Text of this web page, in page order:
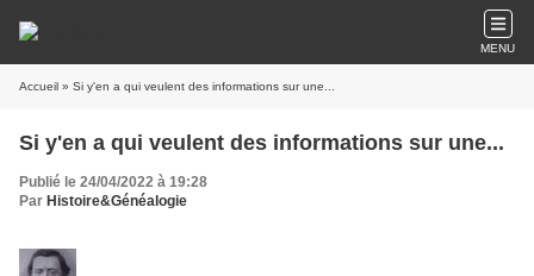
MENU
Accueil » Si y'en a qui veulent des informations sur une...
Si y'en a qui veulent des informations sur une...
Publié le 24/04/2022 à 19:28
Par Histoire&Généalogie